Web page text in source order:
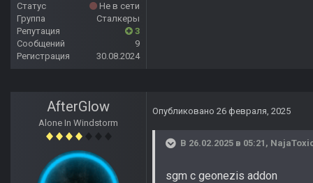
Статус
Не в сети
Группа
Сталкеры
Репутация
3
Сообщений
9
Регистрация
30.08.2024
AfterGlow
Alone In Windstorm
Опубликовано 26 февраля, 2025
В 26.02.2025 в 05:21,
sgm с geonezis addon